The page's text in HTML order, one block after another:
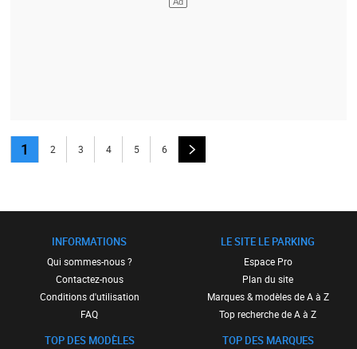
1 2 3 4 5 6
INFORMATIONS
Qui sommes-nous ?
Contactez-nous
Conditions d'utilisation
FAQ
TOP DES MODÈLES
LE SITE LE PARKING
Espace Pro
Plan du site
Marques & modèles de A à Z
Top recherche de A à Z
TOP DES MARQUES